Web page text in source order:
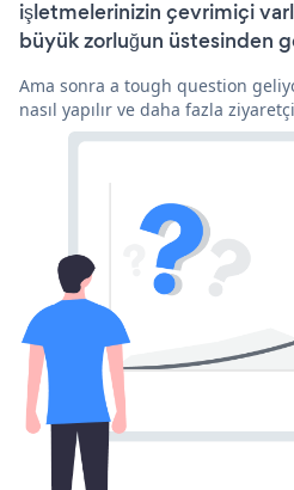
işletmelerinizin çevrimiçi
büyük zorluğun üstesinden
Ama sonra a tough question
nasıl yapılır ve daha fazla